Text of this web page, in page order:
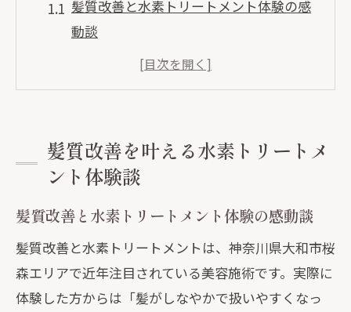
髪質改善と水素トリートメント体験の感
動談
髪質改善の口コミで分かる効果と魅力
髪質改善はどんな髪悩みに対応できるの
髪質改善水素トリートメントの満足度と
継続意欲
解消策
艶やかな髪を守る水素ケアの秘訣
髪質改善のための水素ケアの実践ポイン
ト
髪質改善を叶える水素トリートメ
ント体験談
髪質改善と水素トリートメント体験の感動談
髪質改善と水素トリートメントは、神奈川県大和市桜
森エリアで近年注目されている美容施術です。実際に
体験した方からは「髪がしなやかで扱いやすくなっ